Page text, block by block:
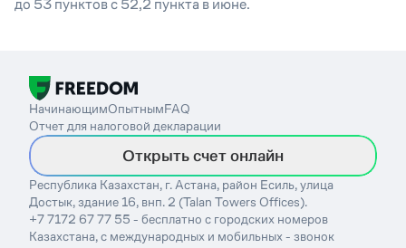
до 53 пунктов с 52,2 пункта в июне.
НачинающимОпытнымFAQ
Отчет для налоговой декларации
Открыть счет онлайн
Республика Казахстан, г. Астана, район Есиль, улица
Достык, здание 16, внп. 2 (Talan Towers Offices).
+7 7172 67 77 55 - бесплатно с городских номеров
Казахстана, с международных и мобильных - звонок